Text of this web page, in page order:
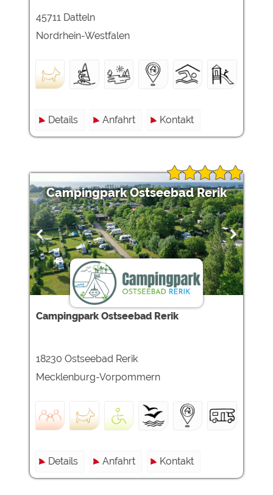
45711 Datteln
Nordrhein-Westfalen
Details Anfahrt Kontakt
Campingpark Ostseebad Rerik
Campingpark Ostseebad Rerik
18230 Ostseebad Rerik
Mecklenburg-Vorpommern
Details Anfahrt Kontakt